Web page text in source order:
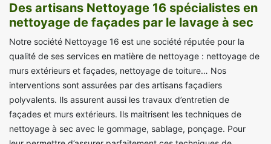
Des artisans Nettoyage 16 spécialistes en
nettoyage de façades par le lavage à sec
Notre société Nettoyage 16 est une société réputée pour la
qualité de ses services en matière de nettoyage : nettoyage de
murs extérieurs et façades, nettoyage de toiture… Nos
interventions sont assurées par des artisans façadiers
polyvalents. Ils assurent aussi les travaux d’entretien de
façades et murs extérieurs. Ils maitrisent les techniques de
nettoyage à sec avec le gommage, sablage, ponçage. Pour